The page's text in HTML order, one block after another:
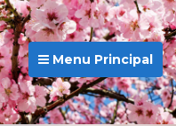
Menu Principal